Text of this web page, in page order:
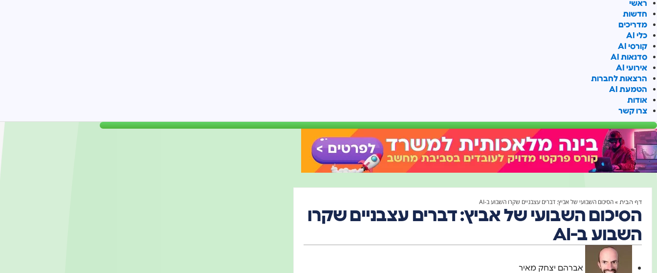
ראשי
חדשות
מדריכים
כלי AI
קורסי AI
סדנאות AI
אירועי AI
הרצאות לחברות
הטמעת AI
אודות
צרו קשר
דף הבית »הסיכום השבועי של אביץ: דברים עצבניים שקרו השבוע ב-AI
הסיכום השבועי של אביץ: דברים עצבניים שקרו
השבוע ב-AI
אברהם יצחק מאיר